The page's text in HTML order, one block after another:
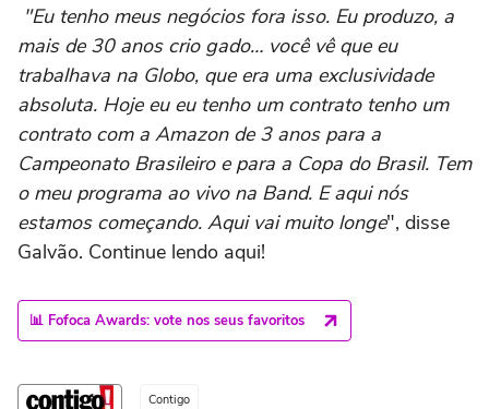
"Eu tenho meus negócios fora isso. Eu produzo, a
mais de 30 anos crio gado… você vê que eu
trabalhava na Globo, que era uma exclusividade
absoluta. Hoje eu eu tenho um contrato tenho um
contrato com a Amazon de 3 anos para a
Campeonato Brasileiro e para a Copa do Brasil. Tem
o meu programa ao vivo na Band. E aqui nós
estamos começando. Aqui vai muito longe", disse
Galvão. Continue lendo aqui!
📊 Fofoca Awards: vote nos seus favoritos
Contigo